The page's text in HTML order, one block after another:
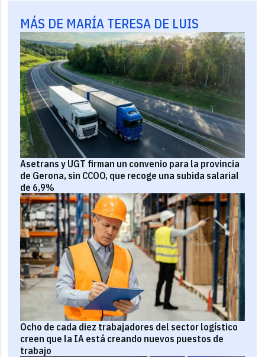
MÁS DE MARÍA TERESA DE LUIS
Asetrans y UGT firman un convenio para la provincia
de Gerona, sin CCOO, que recoge una subida salarial
de 6,9%
Ocho de cada diez trabajadores del sector logístico
creen que la IA está creando nuevos puestos de
trabajo